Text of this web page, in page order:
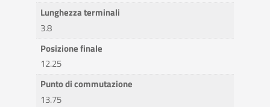
Lunghezza terminali
3.8
Posizione finale
12.25
Punto di commutazione
13.75